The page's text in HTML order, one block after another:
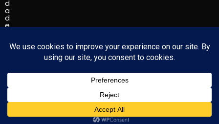
d
a
d
e
Estética FIT Global CNPJ 47.722.635/0001-66 - Copyright
© 2024 - Todos os direitos Reservados.
Políticas de privacidade